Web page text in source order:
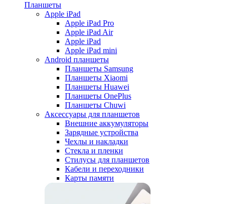
Планшеты
Apple iPad
Apple iPad Pro
Apple iPad Air
Apple iPad
Apple iPad mini
Android планшеты
Планшеты Samsung
Планшеты Xiaomi
Планшеты Huawei
Планшеты OnePlus
Планшеты Chuwi
Аксессуары для планшетов
Внешние аккумуляторы
Зарядные устройства
Чехлы и накладки
Стекла и пленки
Стилусы для планшетов
Кабели и переходники
Карты памяти